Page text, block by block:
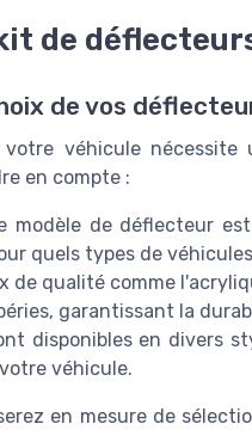
de
de vos
véhicule
en compte :
modèle de déflecteur
quels types de
de qualité comme
garantissant la
disponibles en divers
véhicule.
en mesure de